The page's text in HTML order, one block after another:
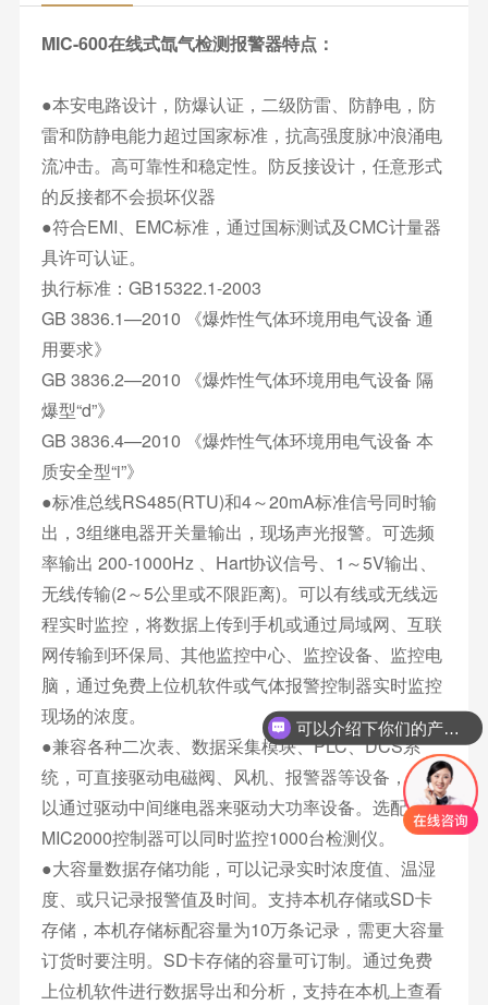
MIC-600在线式氙气检测报警器特点：
●本安电路设计，防爆认证，二级防雷、防静电，防
雷和防静电能力超过国家标准，抗高强度脉冲浪涌电
流冲击。高可靠性和稳定性。防反接设计，任意形式
的反接都不会损坏仪器
●符合EMI、EMC标准，通过国标测试及CMC计量器
具许可认证。
执行标准：GB15322.1-2003
GB 3836.1—2010 《爆炸性气体环境用电气设备 通
用要求》
GB 3836.2—2010 《爆炸性气体环境用电气设备 隔
爆型“d”》
GB 3836.4—2010 《爆炸性气体环境用电气设备 本
质安全型“i”》
●标准总线RS485(RTU)和4～20mA标准信号同时输
出，3组继电器开关量输出，现场声光报警。可选频
率输出 200-1000Hz 、Hart协议信号、1～5V输出、
无线传输(2～5公里或不限距离)。可以有线或无线远
程实时监控，将数据上传到手机或通过局域网、互联
网传输到环保局、其他监控中心、监控设备、监控电
脑，通过免费上位机软件或气体报警控制器实时监控
现场的浓度。
●兼容各种二次表、数据采集模块、PLC、DCS系
统，可直接驱动电磁阀、风机、报警器等设备，也可
以通过驱动中间继电器来驱动大功率设备。选配
MIC2000控制器可以同时监控1000台检测仪。
●大容量数据存储功能，可以记录实时浓度值、温湿
度、或只记录报警值及时间。支持本机存储或SD卡
存储，本机存储标配容量为10万条记录，需更大容量
订货时要注明。SD卡存储的容量可订制。通过免费
上位机软件进行数据导出和分析，支持在本机上查看
可以介绍下你们的产品么